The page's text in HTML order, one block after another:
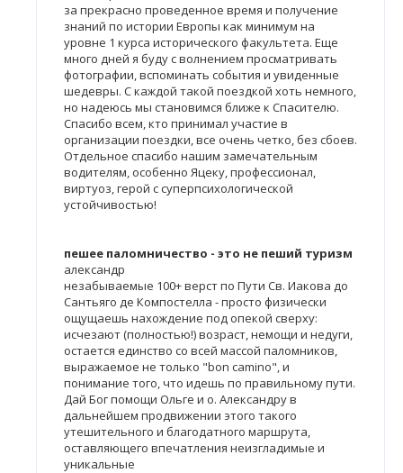
за прекрасно проведенное время и получение
знаний по истории Европы как минимум на
уровне 1 курса исторического факультета. Еще
много дней я буду с волнением просматривать
фотографии, вспоминать события и увиденные
шедевры. С каждой такой поездкой хоть немного,
но надеюсь мы становимся ближе к Спасителю.
Спасибо всем, кто принимал участие в
организации поездки, все очень четко, без сбоев.
Отдельное спасибо нашим замечательным
водителям, особенно Яцеку, профессионал,
виртуоз, герой с суперпсихологической
устойчивостью!
пешее паломничество - это не пеший туризм
александр
незабываемые 100+ верст по Пути Св. Иакова до
Сантьяго де Компостелла - просто физически
ощущаешь нахождение под опекой сверху:
исчезают (полностью!) возраст, немощи и недуги,
остается единство со всей массой паломников,
выражаемое не только "bon camino", и
понимание того, что идешь по правильному пути.
Дай Бог помощи Ольге и о. Александру в
дальнейшем продвижении этого такого
утешительного и благодатного маршрута,
оставляющего впечатления неизгладимые и
уникальные